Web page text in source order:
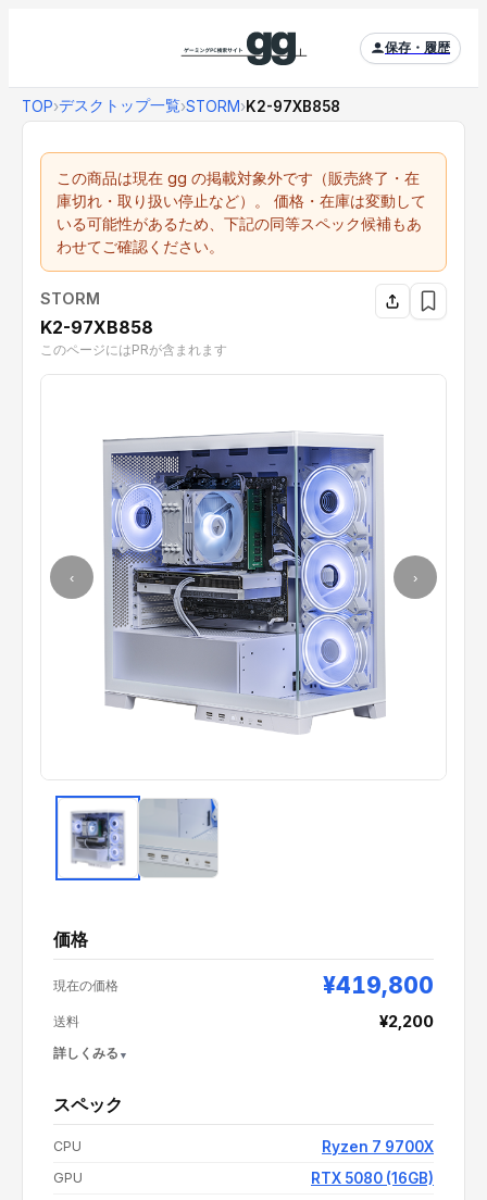
保存・履歴
TOP›デスクトップ一覧›STORM›K2-97XB858
この商品は現在 gg の掲載対象外です（販売終了・在
庫切れ・取り扱い停止など）。 価格・在庫は変動して
いる可能性があるため、下記の同等スペック候補もあ
わせてご確認ください。
STORM
K2-97XB858
このページにはPRが含まれます
‹ ›
価格
現在の価格 ¥419,800
送料 ¥2,200
詳しくみる
支払い額（値引き・送料込み） ¥422,000
スペック
CPU Ryzen 7 9700X
GPU RTX 5080 (16GB)